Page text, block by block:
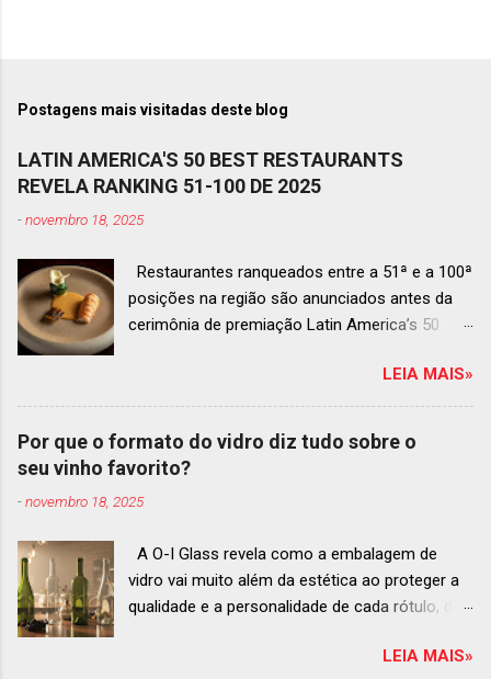
Postagens mais visitadas deste blog
LATIN AMERICA'S 50 BEST RESTAURANTS
REVELA RANKING 51-100 DE 2025
-novembro 18, 2025
Restaurantes ranqueados entre a 51ª e a 100ª
posições na região são anunciados antes da
cerimônia de premiação Latin America’s 50
de dezembro em Antígua, Guatemala
Prato do Origem, o brasileiro mais
bem ranqueado na lista estendida O Latin
America’s 50 Best Restaurants anunciou hoje a
ranqueados nas posições No.51 a No.100,em
diversificado da gastronomia de toda a região.
A lista expandida demonstra o empenho da
organização em reconhecer um espectro mais
palco para a grande revelação da premiação do
LEIA MAIS»
Por que o formato do vidro diz tudo sobre o
seu vinho favorito?
-novembro 18, 2025
A O-I Glass revela como a embalagem de
vidro vai muito além da estética ao proteger a
qualidade e a personalidade de cada rótulo, do
O mercado brasileiro de vinhos permanece
LEIA MAIS»